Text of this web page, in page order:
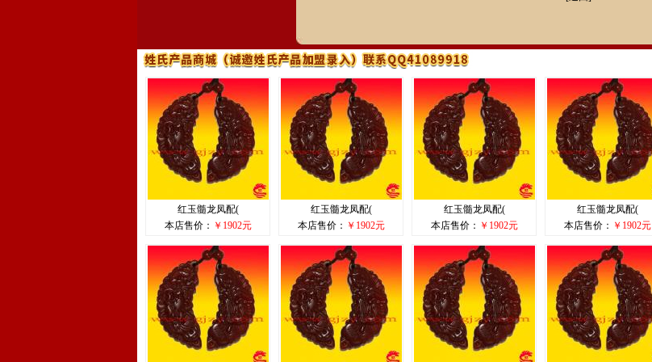
红玉髓龙凤配(
本店售价： ￥1902元
红玉髓龙凤配(
本店售价： ￥1902元
红玉髓龙凤配(
本店售价： ￥1902元
红玉髓龙凤配(
本店售价： ￥1902元